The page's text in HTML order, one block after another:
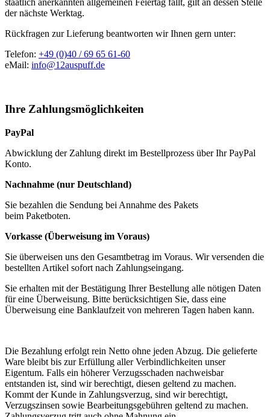
staatlich anerkannten allgemeinen Feiertag fällt, gilt an dessen Stelle
der nächste Werktag.
Rückfragen zur Lieferung beantworten wir Ihnen gern unter:
Telefon: +49 (0)40 / 69 65 61-60
eMail: info@12auspuff.de
Ihre Zahlungsmöglichkeiten
PayPal
Abwicklung der Zahlung direkt im Bestellprozess über Ihr PayPal
Konto.
Nachnahme (nur Deutschland)
Sie bezahlen die Sendung bei Annahme des Pakets
beim Paketboten.
Vorkasse (Überweisung im Voraus)
Sie überweisen uns den Gesamtbetrag im Voraus. Wir versenden die
bestellten Artikel sofort nach Zahlungseingang.
Sie erhalten mit der Bestätigung Ihrer Bestellung alle nötigen Daten
für eine Überweisung. Bitte berücksichtigen Sie, dass eine
Überweisung eine Banklaufzeit von mehreren Tagen haben kann.
Die Bezahlung erfolgt rein Netto ohne jeden Abzug. Die gelieferte
Ware bleibt bis zur Erfüllung aller Verbindlichkeiten unser
Eigentum. Falls ein höherer Verzugsschaden nachweisbar
entstanden ist, sind wir berechtigt, diesen geltend zu machen.
Kommt der Kunde in Zahlungsverzug, sind wir berechtigt,
Verzugszinsen sowie Bearbeitungsgebühren geltend zu machen.